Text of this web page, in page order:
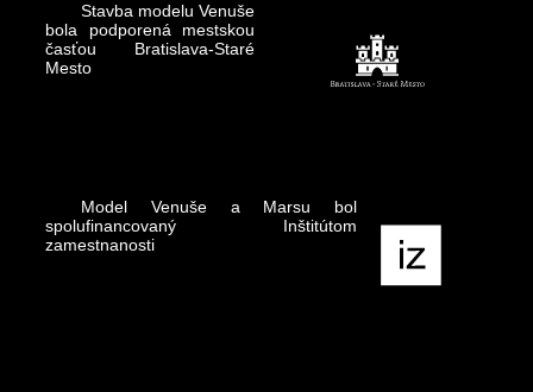
Stavba modelu Venuše
bola podporená mestskou
časťou Bratislava-Staré
Mesto
Model Venuše a Marsu bol
spolufinancovaný Inštitútom
zamestnanosti